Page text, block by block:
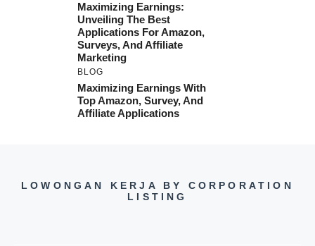
Maximizing Earnings:
Unveiling The Best
Applications For Amazon,
Surveys, And Affiliate
Marketing
BLOG
Maximizing Earnings With
Top Amazon, Survey, And
Affiliate Applications
LOWONGAN KERJA BY CORPORATION
LISTING